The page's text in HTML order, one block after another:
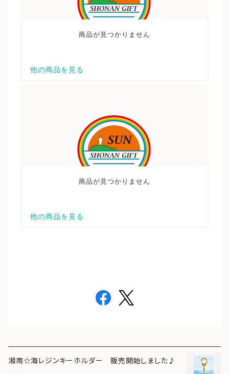
湘南☆海レジンキーホルダー 販売開始しました♪